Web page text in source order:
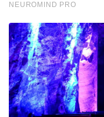
orld%2Frussia-
explodes-moscow-
Tags: mosco